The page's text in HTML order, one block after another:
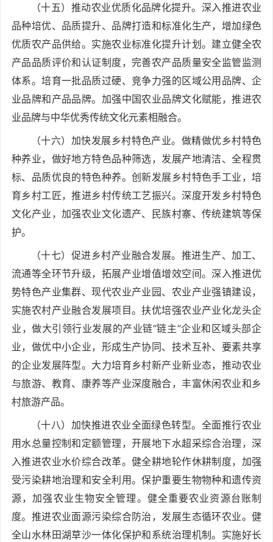
（十五）推动农业优质化品牌化提升。深入推进农业
品种培优、品质提升、品牌打造和标准化生产，增加绿色
优质农产品供给。实施农业标准化提升计划。建立健全农
产品品质评价和认证制度，完善农产品质量安全监管监测
体系。培育一批品质过硬、竞争力强的区域公用品牌、企
业品牌和产品品牌。加强中国农业品牌文化赋能，推进农
业品牌与中华优秀传统文化元素相融合。
（十六）加快发展乡村特色产业。做精做优乡村特色
种养业，做好地方特色品种筛选，发展产地清洁、全程贯
标、品质优良的特色种养。创新发展乡村特色手工业，培
育乡村工匠，推进乡村传统工艺振兴。深度开发乡村特色
文化产业，加强农业文化遗产、民族村寨、传统建筑等保
护。
（十七）促进乡村产业融合发展。推进生产、加工、
流通等全环节升级，拓展产业增值增效空间。深入推进优
势特色产业集群、现代农业产业园、农业产业强镇建设，
实施农村产业融合发展项目。扶优培强农业产业化龙头企
业，做大引领行业发展的产业链“链主”企业和区域头部企
业，做优中小企业，形成生产协同、技术互补、要素共享
的企业发展阵型。大力培育乡村新产业新业态，推动农业
与旅游、教育、康养等产业深度融合，丰富休闲农业和乡
村旅游产品。
（十八）加快推进农业全面绿色转型。全面推行农业
用水总量控制和定额管理，开展地下水超采综合治理，深
入推进农业水价综合改革。健全耕地轮作休耕制度，加强
受污染耕地治理和安全利用。保护重要生物物种和遗传资
源，加强农业生物安全管理。健全重要农业资源台账制
度。推进农业面源污染综合防治，发展生态循环农业。健
全山水林田湖草沙一体化保护和系统治理机制。实施好长